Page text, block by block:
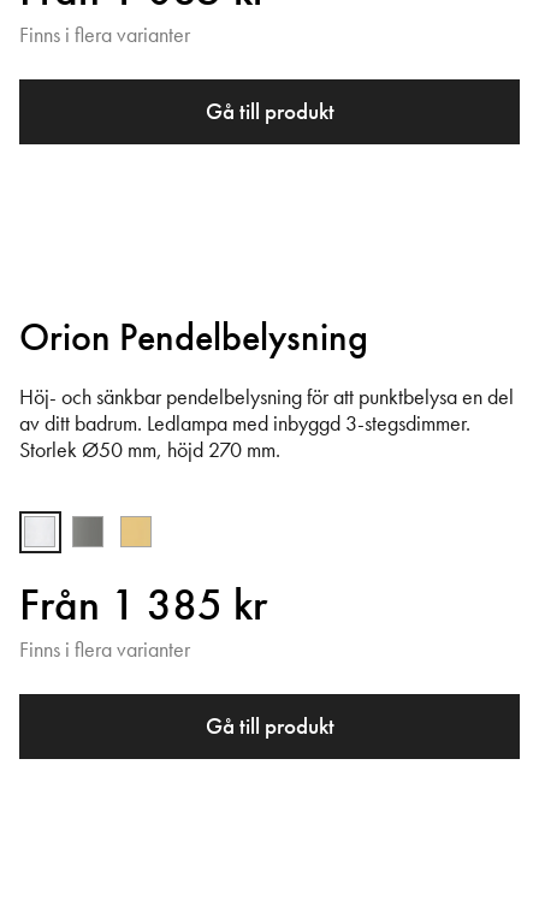
Finns i flera varianter
Gå till produkt
Orion Pendelbelysning
Höj- och sänkbar pendelbelysning för att punktbelysa en del
av ditt badrum. Ledlampa med inbyggd 3-stegsdimmer.
Storlek Ø50 mm, höjd 270 mm.
Från 1 385 kr
Finns i flera varianter
Gå till produkt